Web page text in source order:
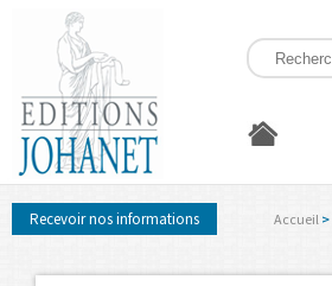
Recevoir nos informations Accueil >